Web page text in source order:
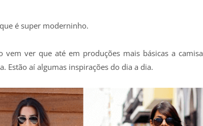
é super moderninho.
vem ver que até em produções mais básicas a camisa
Estão aí algumas inspirações do dia a dia.